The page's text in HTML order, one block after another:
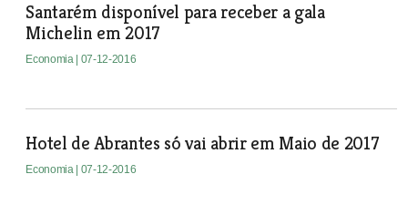
Santarém disponível para receber a gala
Michelin em 2017
Economia | 07-12-2016
Hotel de Abrantes só vai abrir em Maio de 2017
Economia | 07-12-2016